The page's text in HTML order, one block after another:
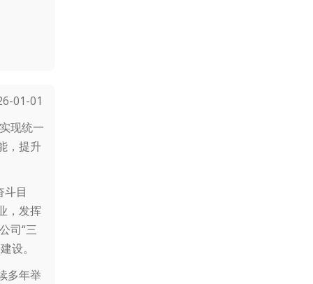
01-01
现统一
，提升
斗目
，发挥
司“三
设。
多年举